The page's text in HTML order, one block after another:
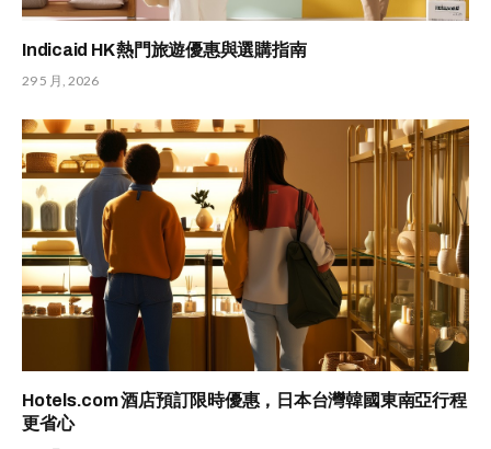
Indicaid HK 熱門旅遊優惠與選購指南
29 5 月, 2026
Hotels.com 酒店預訂限時優惠，日本台灣韓國東南亞行程
更省心